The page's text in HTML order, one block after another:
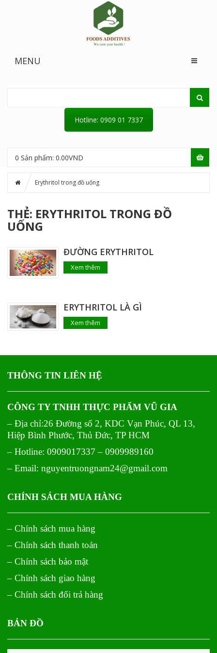
MENU
Hotline: 0909 01 7337
0 Sản phẩm: 0.00VND
Erythritol trong đồ uống
THẺ: ERYTHRITOL TRONG ĐỒ
UỐNG
ĐƯỜNG ERYTHRITOL
Xem thêm
ERYTHRITOL LÀ GÌ
Xem thêm
THÔNG TIN LIÊN HỆ
CÔNG TY TNHH THỰC PHẨM VŨ GIA
– Địa chỉ:26 Đường số 2, KDC Vạn Phúc, QL 13,
Hiệp Bình Phước, Thủ Đức, TP HCM
– Hotline: 0909017337 – 0909989160
– Email: nguyentruongnam24@gmail.com
CHÍNH SÁCH MUA HÀNG
– Chính sách mua hàng
– Chính sách thanh toán
– Chính sách bảo mật
– Chính sách giao hàng
– Chính sách đổi trả hàng
BẢN ĐỒ